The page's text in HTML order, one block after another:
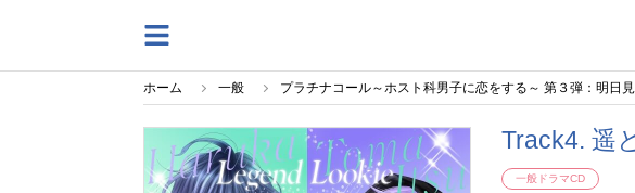
ホーム 一般 プラチナコール～ホスト科男子に恋をする～ 第３弾：明日
Track4. 遥
一般ドラマCD